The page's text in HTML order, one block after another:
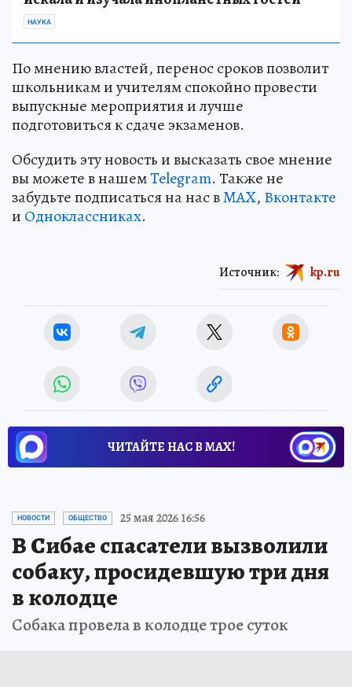
НАУКА
По мнению властей, перенос сроков позволит
школьникам и учителям спокойно провести
выпускные мероприятия и лучше
подготовиться к сдаче экзаменов.
Обсудить эту новость и высказать свое мнение
вы можете в нашемTelegram. Также не
забудьте подписаться на нас вMAX, Вконтакте
и Одноклассниках.
Источник: kp.ru
ЧИТАЙТЕ НАС В МАХ!
НОВОСТИ ОБЩЕСТВО 25 мая 2026 16:56
В Сибае спасатели вызволили
собаку, просидевшую три дня
в колодце
Собака провела в колодце трое суток